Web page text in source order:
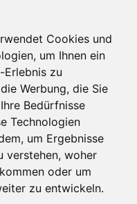
Cookies und
um Ihnen ein
Erlebnis zu
Werbung, die Sie
Bedürfnisse
Technologien
um Ergebnisse
verstehen, woher
oder um
zu entwickeln.
Touristik